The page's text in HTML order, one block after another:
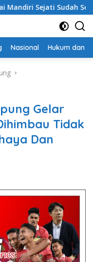
Sesuai Spesifikasi
Nasional Hukum dan
Gelar
Tidak
Dan